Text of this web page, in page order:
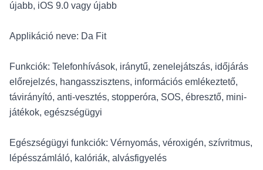
újabb, iOS 9.0 vagy újabb
Applikáció neve: Da Fit
Funkciók: Telefonhívások, iránytű, zenelejátszás, időjárás
előrejelzés, hangasszisztens, információs emlékeztető,
távirányító, anti-vesztés, stopperóra, SOS, ébresztő, mini-
játékok, egészségügyi
Egészségügyi funkciók: Vérnyomás, véroxigén, szívritmus,
lépésszámláló, kalóriák, alvásfigyelés